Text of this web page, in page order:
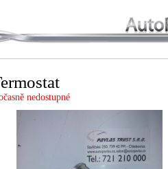
nedostupné